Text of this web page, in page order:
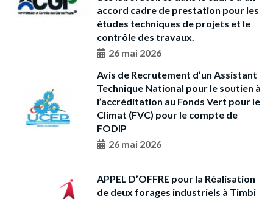
accord cadre de prestation pour les
études techniques de projets et le
contrôle des travaux.
26 mai 2026
Avis de Recrutement d’un Assistant
Technique National pour le soutien à
I’accréditation au Fonds Vert pour le
Climat (FVC) pour le compte de
FODIP
26 mai 2026
APPEL D’OFFRE pour la Réalisation
de deux forages industriels à Timbi